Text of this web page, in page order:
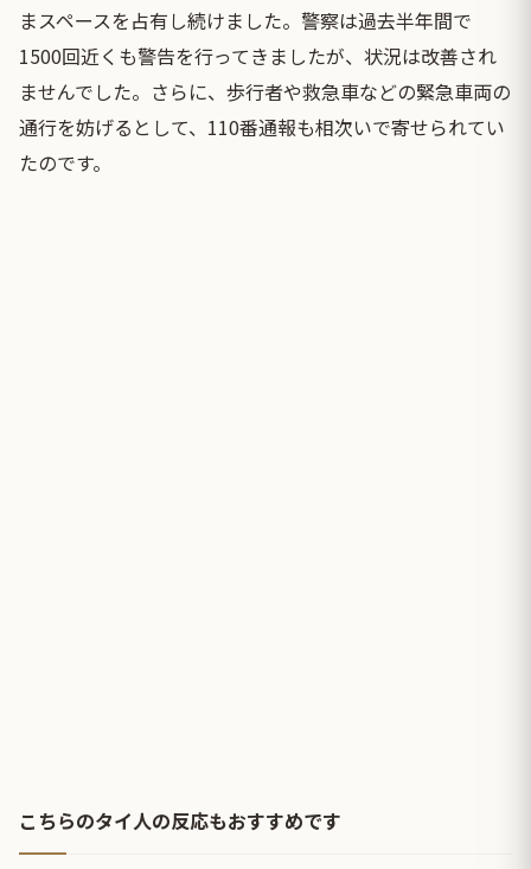
まスペースを占有し続けました。警察は過去半年間で
1500回近くも警告を行ってきましたが、状況は改善され
ませんでした。さらに、歩行者や救急車などの緊急車両の
通行を妨げるとして、110番通報も相次いで寄せられてい
たのです。
こちらのタイ人の反応もおすすめです